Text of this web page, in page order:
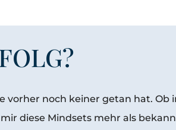
vorher noch keiner getan hat. Ob
diese Mindsets mehr als